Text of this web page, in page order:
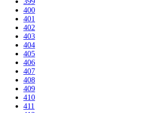
400
401
402
403
404
405
406
407
408
409
410
411